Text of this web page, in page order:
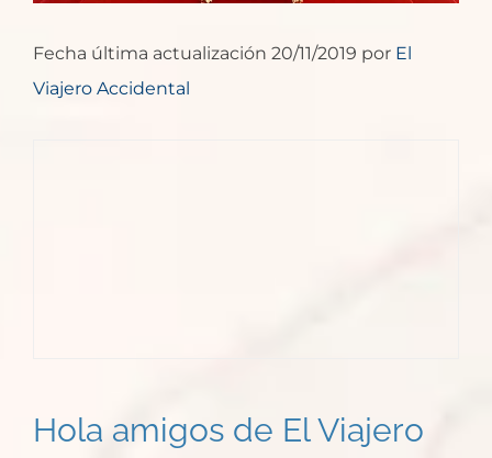
Fecha última actualización 20/11/2019 por El
Viajero Accidental
Hola amigos de El Viajero